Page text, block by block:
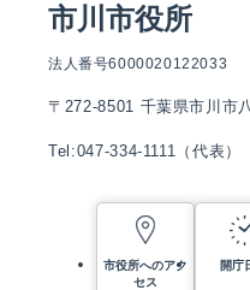
市川市役所
法人番号6000020122033
〒272-8501 千葉県市川市
Tel:047-334-1111（代表）
市役所へのアク
セス
開庁